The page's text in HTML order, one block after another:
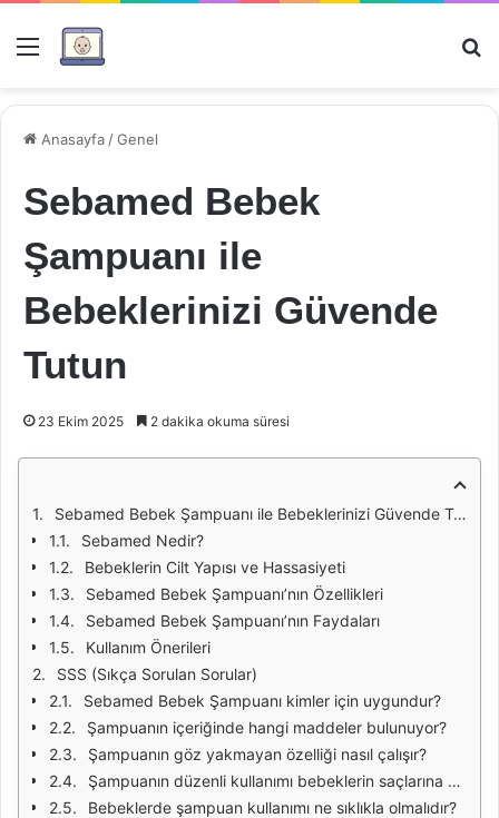
Menü
Anasayfa /Genel
Sebamed Bebek
Şampuanı ile
Bebeklerinizi Güvende
Tutun
23 Ekim 2025 2 dakika okuma süresi
Sebamed Bebek Şampuanı ile Bebeklerinizi Güvende Tutun
Sebamed Nedir?
Bebeklerin Cilt Yapısı ve Hassasiyeti
Sebamed Bebek Şampuanı’nın Özellikleri
Sebamed Bebek Şampuanı’nın Faydaları
Kullanım Önerileri
SSS (Sıkça Sorulan Sorular)
Sebamed Bebek Şampuanı kimler için uygundur?
Şampuanın içeriğinde hangi maddeler bulunuyor?
Şampuanın göz yakmayan özelliği nasıl çalışır?
Şampuanın düzenli kullanımı bebeklerin saçlarına ne gibi faydalar sağlar?
Bebeklerde şampuan kullanımı ne sıklıkla olmalıdır?